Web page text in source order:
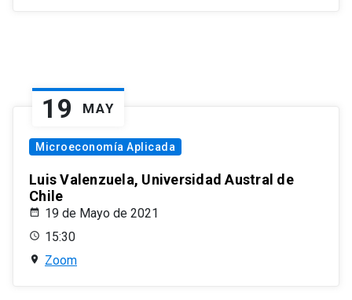
19 MAY
Microeconomía Aplicada
Luis Valenzuela, Universidad Austral de
Chile
19 de Mayo de 2021
15:30
Zoom